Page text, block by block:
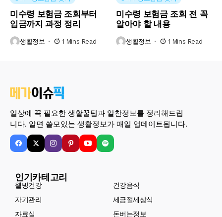
미수령 보험금 조회부터
입금까지 과정 정리
생활정보 1 Mins Read
미수령 보험금 조회 전 꼭
알아야 할 내용
생활정보 1 Mins Read
일상에 꼭 필요한 생활꿀팁과 알찬정보를 정리해드립
니다. 알면 쓸모있는 생활정보가 매일 업데이트됩니다.
인기카테고리
웰빙건강
건강음식
자기관리
세금절세상식
자료실
돈버는정보